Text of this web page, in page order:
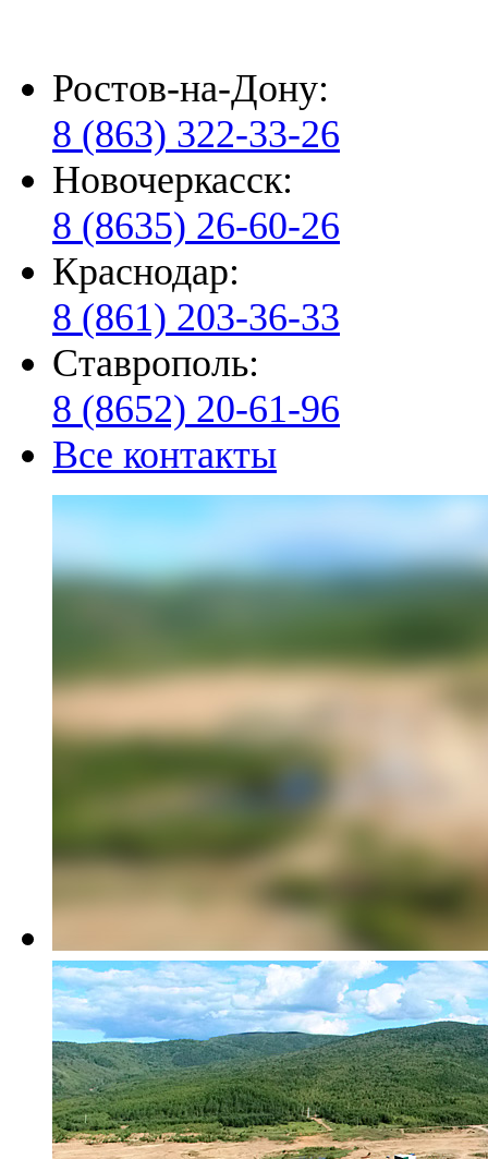
Ростов-на-Дону:
8 (863) 322-33-26
Новочеркасск:
8 (8635) 26-60-26
Краснодар:
8 (861) 203-36-33
Ставрополь:
8 (8652) 20-61-96
Все контакты